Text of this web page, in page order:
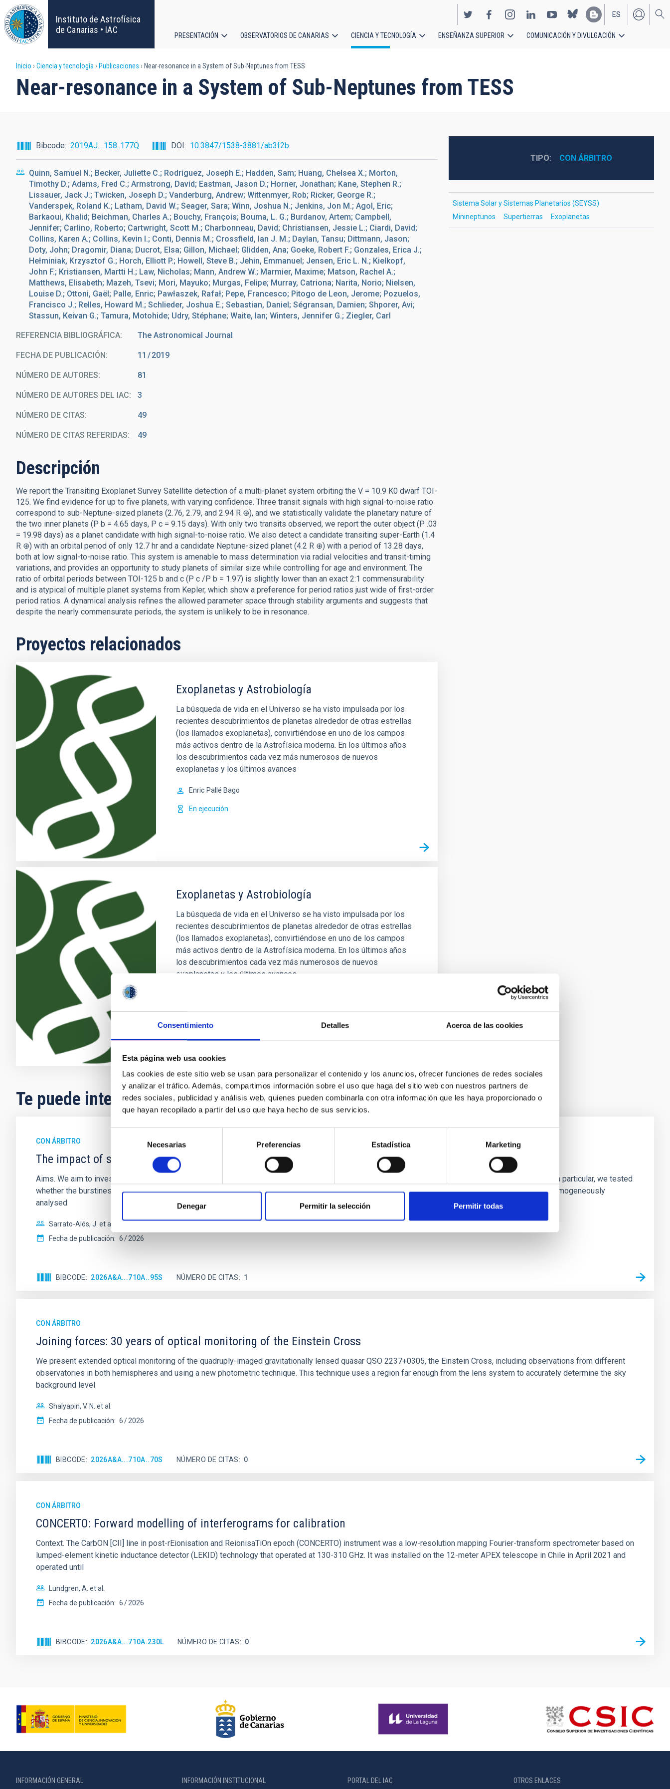
Consentimiento Detalles Acerca de las cookies
Esta página web usa cookies
Las cookies de este sitio web se usan para personalizar el contenido y los anuncios, ofrecer funciones de redes sociales
y analizar el tráfico. Además, compartimos información sobre el uso que haga del sitio web con nuestros partners de
redes sociales, publicidad y análisis web, quienes pueden combinarla con otra información que les haya proporcionado o
que hayan recopilado a partir del uso que haya hecho de sus servicios.
consentimiento
Necesarias Preferencias Estadística Marketing
Denegar Permitir la selección Permitir todas
Pasar
al
contenido
principal
Instituto de Astrofísica
de Canarias • IAC
EN
ES
principal
PRESENTACIÓN OBSERVATORIOS DE CANARIAS CIENCIA Y TECNOLOGÍA ENSEÑANZA SUPERIOR COMUNICACIÓN Y DIVULGACIÓN
Sobrescribir
enlaces
ayuda
a
navegación
Inicio Ciencia y tecnología Publicaciones Near-resonance in a System of Sub-Neptunes from TESS
Near-resonance in a System of Sub-Neptunes from TESS
Bibcode 2019AJ....158..177Q DOI 10.3847/1538-3881/ab3f2b
Quinn, Samuel N.; Becker, Juliette C.; Rodriguez, Joseph E.; Hadden, Sam; Huang, Chelsea X.; Morton,
Timothy D.; Adams, Fred C.; Armstrong, David; Eastman, Jason D.; Horner, Jonathan; Kane, Stephen R.;
Lissauer, Jack J.; Twicken, Joseph D.; Vanderburg, Andrew; Wittenmyer, Rob; Ricker, George R.;
Vanderspek, Roland K.; Latham, David W.; Seager, Sara; Winn, Joshua N.; Jenkins, Jon M.; Agol, Eric;
Barkaoui, Khalid; Beichman, Charles A.; Bouchy, François; Bouma, L. G.; Burdanov, Artem; Campbell,
Jennifer; Carlino, Roberto; Cartwright, Scott M.; Charbonneau, David; Christiansen, Jessie L.; Ciardi, David;
Collins, Karen A.; Collins, Kevin I.; Conti, Dennis M.; Crossfield, Ian J. M.; Daylan, Tansu; Dittmann, Jason;
Doty, John; Dragomir, Diana; Ducrot, Elsa; Gillon, Michael; Glidden, Ana; Goeke, Robert F.; Gonzales, Erica J.;
Hełminiak, Krzysztof G.; Horch, Elliott P.; Howell, Steve B.; Jehin, Emmanuel; Jensen, Eric L. N.; Kielkopf,
John F.; Kristiansen, Martti H.; Law, Nicholas; Mann, Andrew W.; Marmier, Maxime; Matson, Rachel A.;
Matthews, Elisabeth; Mazeh, Tsevi; Mori, Mayuko; Murgas, Felipe; Murray, Catriona; Narita, Norio; Nielsen,
Louise D.; Ottoni, Gaël; Palle, Enric; Pawłaszek, Rafał; Pepe, Francesco; Pitogo de Leon, Jerome; Pozuelos,
Francisco J.; Relles, Howard M.; Schlieder, Joshua E.; Sebastian, Daniel; Ségransan, Damien; Shporer, Avi;
Stassun, Keivan G.; Tamura, Motohide; Udry, Stéphane; Waite, Ian; Winters, Jennifer G.; Ziegler, Carl
REFERENCIA BIBLIOGRÁFICA The Astronomical Journal
FECHA DE PUBLICACIÓN: 11 2019
NÚMERO DE AUTORES 81
NÚMERO DE AUTORES DEL IAC 3
NÚMERO DE CITAS 49
NÚMERO DE CITAS REFERIDAS 49
Descripción
We report the Transiting Exoplanet Survey Satellite detection of a multi-planet system orbiting the V = 10.9 K0 dwarf TOI-
125. We find evidence for up to five planets, with varying confidence. Three transit signals with high signal-to-noise ratio
correspond to sub-Neptune-sized planets (2.76, 2.79, and 2.94 R ⊕), and we statistically validate the planetary nature of
the two inner planets (P b = 4.65 days, P c = 9.15 days). With only two transits observed, we report the outer object (P .03
= 19.98 days) as a planet candidate with high signal-to-noise ratio. We also detect a candidate transiting super-Earth (1.4
R ⊕) with an orbital period of only 12.7 hr and a candidate Neptune-sized planet (4.2 R ⊕) with a period of 13.28 days,
both at low signal-to-noise ratio. This system is amenable to mass determination via radial velocities and transit-timing
variations, and provides an opportunity to study planets of similar size while controlling for age and environment. The
ratio of orbital periods between TOI-125 b and c (P c /P b = 1.97) is slightly lower than an exact 2:1 commensurability
and is atypical of multiple planet systems from Kepler, which show a preference for period ratios just wide of first-order
period ratios. A dynamical analysis refines the allowed parameter space through stability arguments and suggests that
despite the nearly commensurate periods, the system is unlikely to be in resonance.
Proyectos relacionados
Exoplanetas y Astrobiología
La búsqueda de vida en el Universo se ha visto impulsada por los
recientes descubrimientos de planetas alrededor de otras estrellas
(los llamados exoplanetas), convirtiéndose en uno de los campos
más activos dentro de la Astrofísica moderna. En los últimos años
los descubrimientos cada vez más numerosos de nuevos
exoplanetas y los últimos avances
Enric Pallé Bago
En ejecución
Exoplanetas y Astrobiología
La búsqueda de vida en el Universo se ha visto impulsada por los
recientes descubrimientos de planetas alrededor de otras estrellas
(los llamados exoplanetas), convirtiéndose en uno de los campos
más activos dentro de la Astrofísica moderna. En los últimos años
los descubrimientos cada vez más numerosos de nuevos
exoplanetas y los últimos avances
En ejecución
TIPO CON ÁRBITRO
Sistema Solar y Sistemas Planetarios (SEYSS)
Minineptunos
Supertierras Exoplanetas
Te puede interesar
CON ÁRBITRO
The impact of star formation histories on the inner dark matter density slopes of galaxies
Aims. We aim to investigate the connection between star formation histories (SFHs) and the inner dark matter density profiles of simulated galaxies. In particular, we tested
whether the burstiness and temporal distribution of star formation influence the formation of cored versus cuspy dark matter profiles. Methods. We homogeneously
analysed
Sarrato-Alós, J. et al.
Fecha de publicación: 6 2026
BIBCODE 2026A&A...710A..95S NÚMERO DE CITAS 1
CON ÁRBITRO
Joining forces: 30 years of optical monitoring of the Einstein Cross
We present extended optical monitoring of the quadruply-imaged gravitationally lensed quasar QSO 2237+0305, the Einstein Cross, including observations from different
observatories in both hemispheres and using a new photometric technique. This technique uses a region far enough from the lens system to accurately determine the sky
background level
Shalyapin, V. N. et al.
Fecha de publicación: 6 2026
BIBCODE 2026A&A...710A..70S NÚMERO DE CITAS 0
CON ÁRBITRO
CONCERTO: Forward modelling of interferograms for calibration
Context. The CarbON [CII] line in post-rEionisation and ReionisaTiOn epoch (CONCERTO) instrument was a low-resolution mapping Fourier-transform spectrometer based on
lumped-element kinetic inductance detector (LEKID) technology that operated at 130-310 GHz. It was installed on the 12-meter APEX telescope in Chile in April 2021 and
operated until
Lundgren, A. et al.
Fecha de publicación: 6 2026
BIBCODE 2026A&A...710A.230L NÚMERO DE CITAS 0
INFORMACIÓN GENERAL INFORMACIÓN INSTITUCIONAL PORTAL DEL IAC OTROS ENLACES